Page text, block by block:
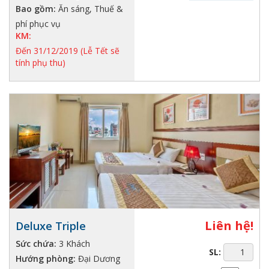
Bao gồm: Ăn sáng, Thuế &
phí phục vụ
KM:
Đến 31/12/2019 (Lễ Tết sẽ
tính phụ thu)
Deluxe Triple
Sức chứa: 3 Khách
Hướng phòng: Đại Dương
Liên hệ!
SL: